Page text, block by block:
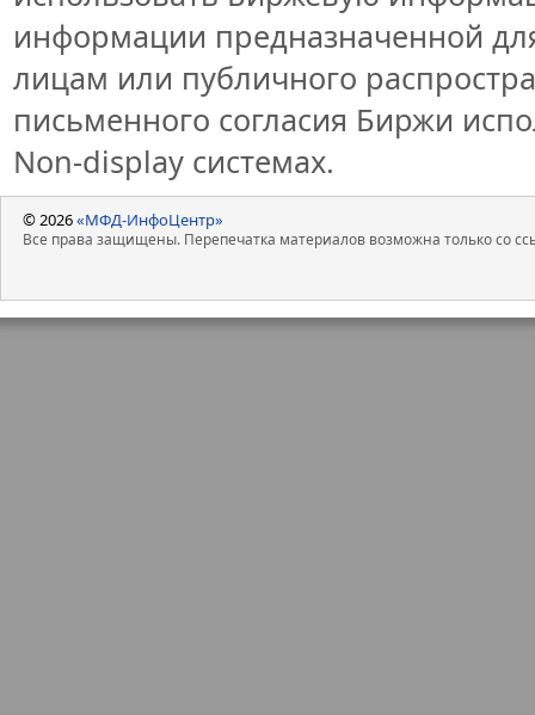
информации предназначенной
лицам или публичного
письменного согласия Биржи
Non-display системах.
© 2026«МФД-ИнфоЦентр»
Все права защищены. Перепечатка материалов возможна только со